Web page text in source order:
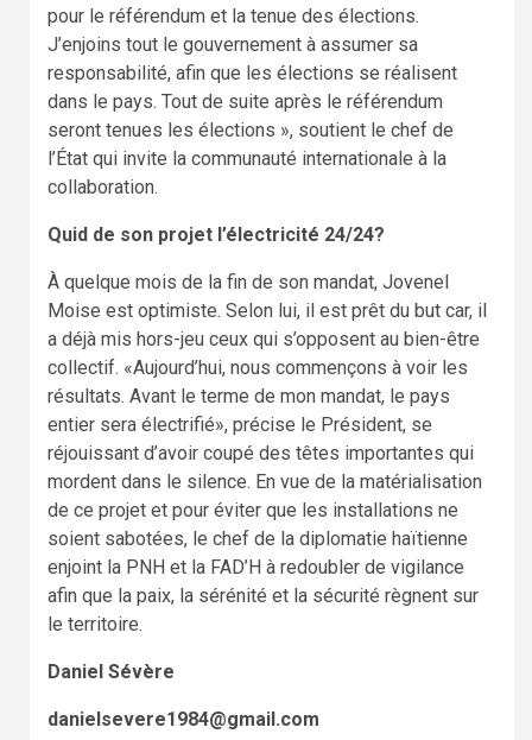
pour le référendum et la tenue des élections.
J’enjoins tout le gouvernement à assumer sa
responsabilité, afin que les élections se réalisent
dans le pays. Tout de suite après le référendum
seront tenues les élections », soutient le chef de
l’État qui invite la communauté internationale à la
collaboration.
Quid de son projet l’électricité 24/24?
À quelque mois de la fin de son mandat, Jovenel
Moise est optimiste. Selon lui, il est prêt du but car, il
a déjà mis hors-jeu ceux qui s’opposent au bien-être
collectif. «Aujourd’hui, nous commençons à voir les
résultats. Avant le terme de mon mandat, le pays
entier sera électrifié», précise le Président, se
réjouissant d’avoir coupé des têtes importantes qui
mordent dans le silence. En vue de la matérialisation
de ce projet et pour éviter que les installations ne
soient sabotées, le chef de la diplomatie haïtienne
enjoint la PNH et la FAD’H à redoubler de vigilance
afin que la paix, la sérénité et la sécurité règnent sur
le territoire.
Daniel Sévère
danielsevere1984@gmail.com